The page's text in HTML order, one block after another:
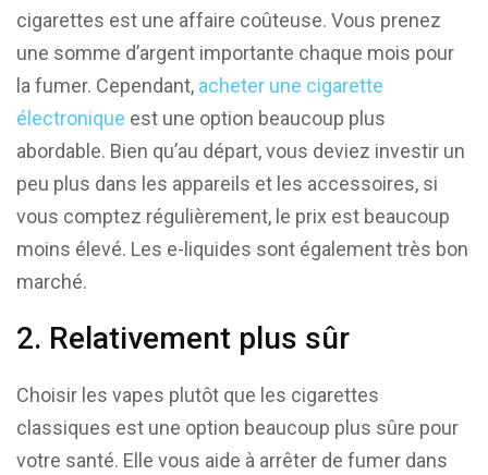
cigarettes est une affaire coûteuse. Vous prenez
une somme d’argent importante chaque mois pour
la fumer. Cependant, acheter une cigarette
électronique est une option beaucoup plus
abordable. Bien qu’au départ, vous deviez investir un
peu plus dans les appareils et les accessoires, si
vous comptez régulièrement, le prix est beaucoup
moins élevé. Les e-liquides sont également très bon
marché.
2. Relativement plus sûr
Choisir les vapes plutôt que les cigarettes
classiques est une option beaucoup plus sûre pour
votre santé. Elle vous aide à arrêter de fumer dans